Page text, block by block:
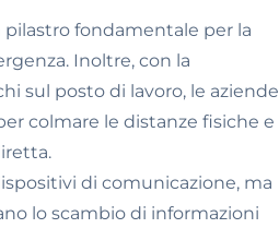
fondamentale per la
Inoltre, con la
sul posto di lavoro, le aziende
colmare le distanze fisiche e
di comunicazione, ma
lo scambio di informazioni